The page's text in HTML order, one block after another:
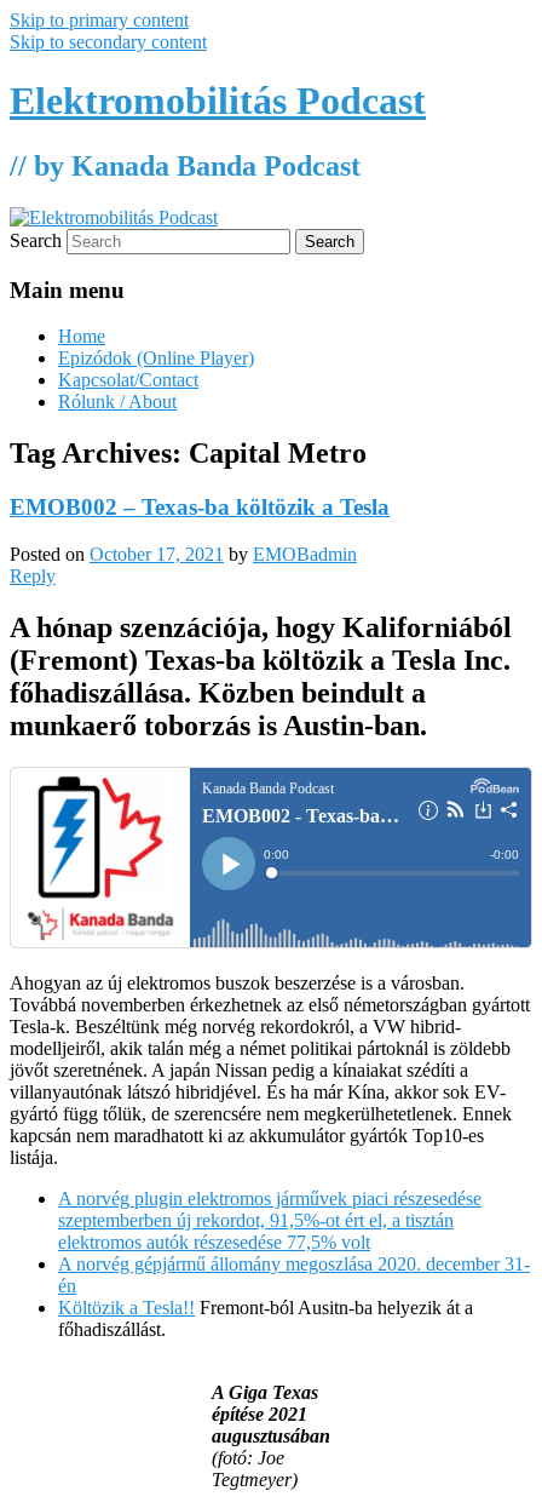
Skip to primary content
Skip to secondary content
Elektromobilitás Podcast
// by Kanada Banda Podcast
Search
Main menu
Home
Epizódok (Online Player)
Kapcsolat/Contact
Rólunk / About
Tag Archives: Capital Metro
EMOB002 – Texas-ba költözik a Tesla
Posted on October 17, 2021 by EMOBadmin
Reply
A hónap szenzációja, hogy Kaliforniából
(Fremont) Texas-ba költözik a Tesla Inc.
főhadiszállása. Közben beindult a
munkaerő toborzás is Austin-ban.
Ahogyan az új elektromos buszok beszerzése is a városban.
Továbbá novemberben érkezhetnek az első németországban gyártott
Tesla-k. Beszéltünk még norvég rekordokról, a VW hibrid-
modelljeiről, akik talán még a német politikai pártoknál is zöldebb
jövőt szeretnének. A japán Nissan pedig a kínaiakat szédíti a
villanyautónak látszó hibridjével. És ha már Kína, akkor sok EV-
gyártó függ tőlük, de szerencsére nem megkerülhetetlenek. Ennek
kapcsán nem maradhatott ki az akkumulátor gyártók Top10-es
listája.
A norvég plugin elektromos járművek piaci részesedése
szeptemberben új rekordot, 91,5%-ot ért el, a tisztán
elektromos autók részesedése 77,5% volt
A norvég gépjármű állomány megoszlása 2020. december 31-
én
Költözik a Tesla!! Fremont-ból Ausitn-ba helyezik át a
főhadiszállást.
A Giga Texas
építése 2021
augusztusában
(fotó: Joe
Tegtmeyer)